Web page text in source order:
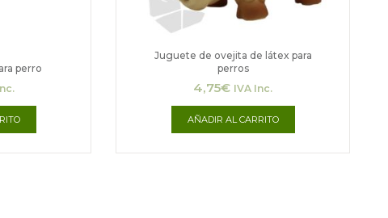
perro
Juguete de ovejita de látex para
perros
4,75€ IVA Inc.
AÑADIR AL CARRITO